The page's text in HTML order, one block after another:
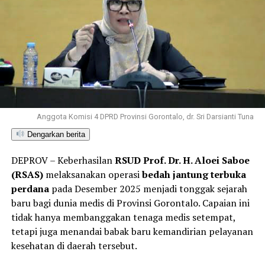
Anggota Komisi 4 DPRD Provinsi Gorontalo, dr. Sri Darsianti Tuna
Dengarkan berita
DEPROV – KeberhasilanRSUD Prof. Dr. H. Aloei Saboe
(RSAS)melaksanakan operasibedah jantung terbuka
perdanapada Desember 2025 menjadi tonggak sejarah
baru bagi dunia medis di Provinsi Gorontalo. Capaian ini
tidak hanya membanggakan tenaga medis setempat,
tetapi juga menandai babak baru kemandirian pelayanan
kesehatan di daerah tersebut.